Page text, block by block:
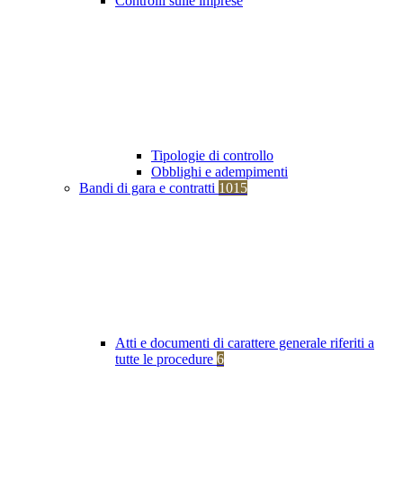
Tipologie di controllo
Obblighi e adempimenti
Bandi di gara e contratti 1015
Atti e documenti di carattere generale riferiti a
tutte le procedure 6